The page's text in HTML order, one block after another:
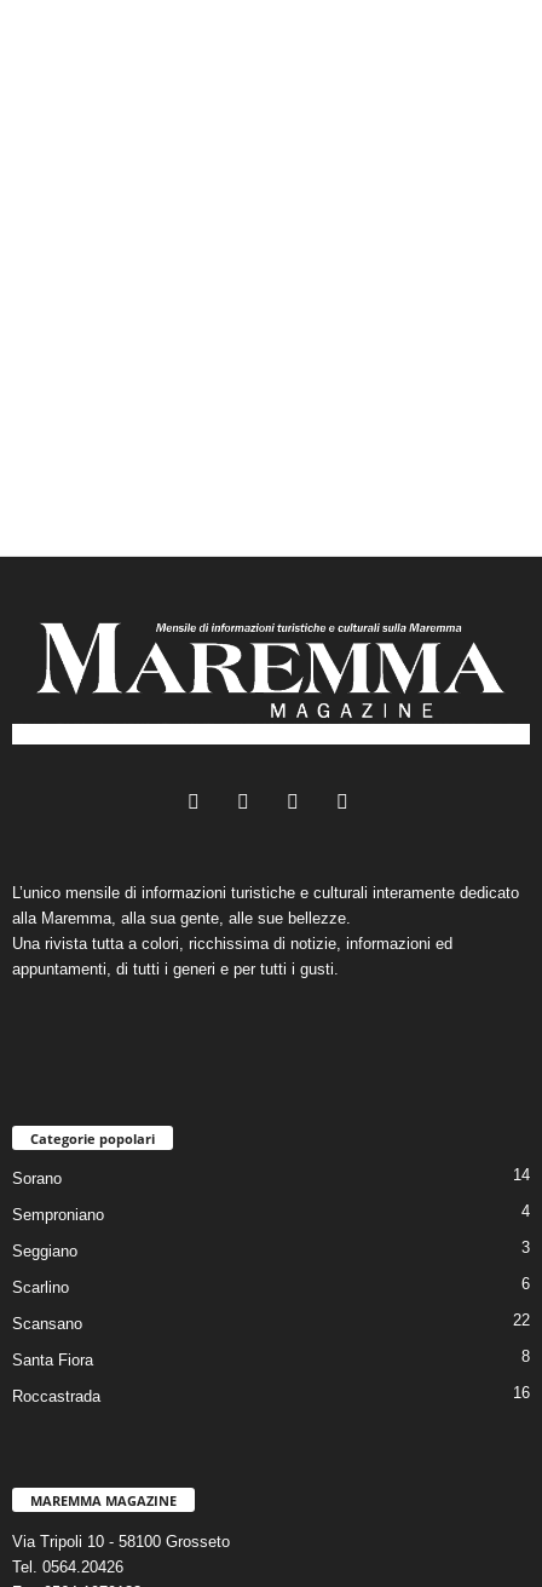
L’unico mensile di informazioni turistiche e culturali interamente dedicato
alla Maremma, alla sua gente, alle sue bellezze.
Una rivista tutta a colori, ricchissima di notizie, informazioni ed
appuntamenti, di tutti i generi e per tutti i gusti.
Categorie popolari
Sorano 14
Semproniano 4
Seggiano 3
Scarlino 6
Scansano 22
Santa Fiora 8
Roccastrada 16
MAREMMA MAGAZINE
Via Tripoli 10 - 58100 Grosseto
Tel. 0564.20426